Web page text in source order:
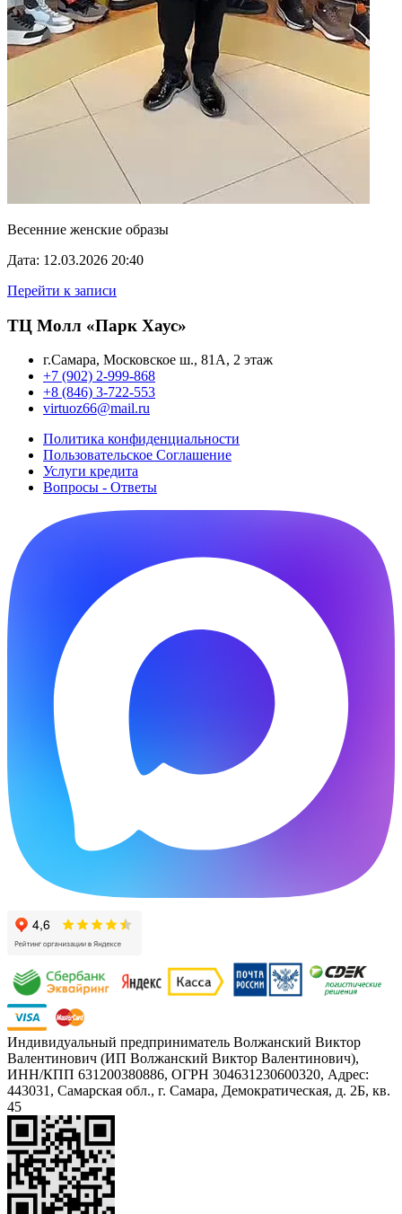
Весенние женские образы
Дата: 12.03.2026 20:40
Перейти к записи
ТЦ Молл «Парк Хаус»
г.Самара, Московское ш., 81А, 2 этаж
+7 (902) 2-999-868
+8 (846) 3-722-553
virtuoz66@mail.ru
Политика конфиденциальности
Пользовательское Cоглашение
Услуги кредита
Вопросы - Ответы
Индивидуальный предприниматель Волжанский Виктор
Валентинович (ИП Волжанский Виктор Валентинович),
ИНН/КПП 631200380886, ОГРН 304631230600320, Адрес:
443031, Самарская обл., г. Самара, Демократическая, д. 2Б, кв.
45